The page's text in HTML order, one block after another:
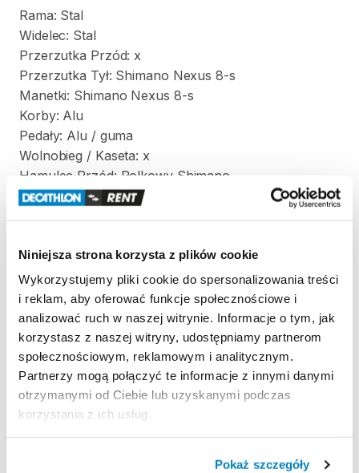
Niniejsza strona korzysta z plików cookie
Wykorzystujemy pliki cookie do spersonalizowania treści
i reklam, aby oferować funkcje społecznościowe i
analizować ruch w naszej witrynie. Informacje o tym, jak
korzystasz z naszej witryny, udostępniamy partnerom
społecznościowym, reklamowym i analitycznym.
Partnerzy mogą połączyć te informacje z innymi danymi
otrzymanymi od Ciebie lub uzyskanymi podczas
korzystania z ich usług.
Pokaż szczegóły
Rama: Stal
Widelec: Stal
Przerzutka Przód: x
Przerzutka Tył: Shimano Nexus 8-s
Manetki: Shimano Nexus 8-s
Korby: Alu
Pedały: Alu ​/​ guma
Wolnobieg ​/​ Kaseta: x
Hamulec Przód: Rolkowy Shimano
Hamulec Tył: Shimano
Piasta Tył: Shimano Nexus 8-s
Obręcze: Alu Wzmacniane
Opony: 700x35C Schwalbe Delta Cruiser
Rozmiar Koła: 28"
Kierownica: Alu
Wspornik Kierownicy: Alu
Chwyty: Gumowe
Siodło: Brooks
Wspornik Siodła: Alu
Oświetlenie Przód: x